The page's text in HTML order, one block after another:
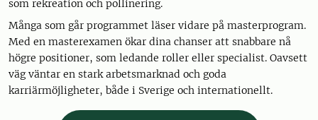
som rekreation och pollinering.
Många som går programmet läser vidare på masterprogram.
Med en masterexamen ökar dina chanser att snabbare nå
högre positioner, som ledande roller eller specialist. Oavsett
väg väntar en stark arbetsmarknad och goda
karriärmöjligheter, både i Sverige och internationellt.